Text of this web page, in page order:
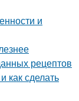
и
рецептов
как сделать